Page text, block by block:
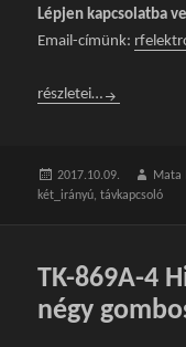
Lépjen kapcsolatba
Email-címünk:
TK-869A-16
részletei…
Közzétéve
2017.10.09. Mata
két_irányú,távkapcsoló
TK-869A-4
négy